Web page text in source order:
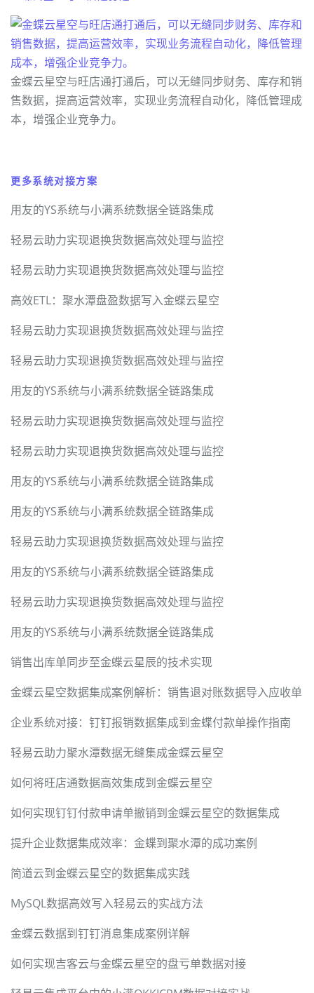
金蝶云星空与旺店通打通后，可以无缝同步财务、库存和销
售数据，提高运营效率，实现业务流程自动化，降低管理成
本，增强企业竞争力。
更多系统对接方案
用友的YS系统与小满系统数据全链路集成
轻易云助力实现退换货数据高效处理与监控
轻易云助力实现退换货数据高效处理与监控
高效ETL：聚水潭盘盈数据写入金蝶云星空
轻易云助力实现退换货数据高效处理与监控
轻易云助力实现退换货数据高效处理与监控
用友的YS系统与小满系统数据全链路集成
轻易云助力实现退换货数据高效处理与监控
轻易云助力实现退换货数据高效处理与监控
用友的YS系统与小满系统数据全链路集成
用友的YS系统与小满系统数据全链路集成
轻易云助力实现退换货数据高效处理与监控
用友的YS系统与小满系统数据全链路集成
轻易云助力实现退换货数据高效处理与监控
用友的YS系统与小满系统数据全链路集成
销售出库单同步至金蝶云星辰的技术实现
金蝶云星空数据集成案例解析：销售退对账数据导入应收单
企业系统对接：钉钉报销数据集成到金蝶付款单操作指南
轻易云助力聚水潭数据无缝集成金蝶云星空
如何将旺店通数据高效集成到金蝶云星空
如何实现钉钉付款申请单撤销到金蝶云星空的数据集成
提升企业数据集成效率：金蝶到聚水潭的成功案例
简道云到金蝶云星空的数据集成实践
MySQL数据高效写入轻易云的实战方法
金蝶云数据到钉钉消息集成案例详解
如何实现吉客云与金蝶云星空的盘亏单数据对接